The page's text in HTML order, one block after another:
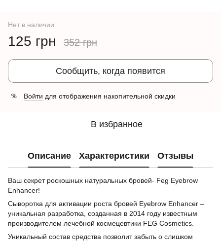
Нет в наличии
125 грн 352 грн
Сообщить, когда появится
% Войти для отображения накопительной скидки
В избранное
Описание Характеристики Отзывы
Ваш секрет роскошных натуральных бровей- Feg Eyebrow
Enhancer!
Сыворотка для активации роста бровей Eyebrow Enhancer –
уникальная разработка, созданная в 2014 году известным
производителем лечебной космецевтики FEG Cosmetics.
Уникальный состав средства позволит забыть о слишком